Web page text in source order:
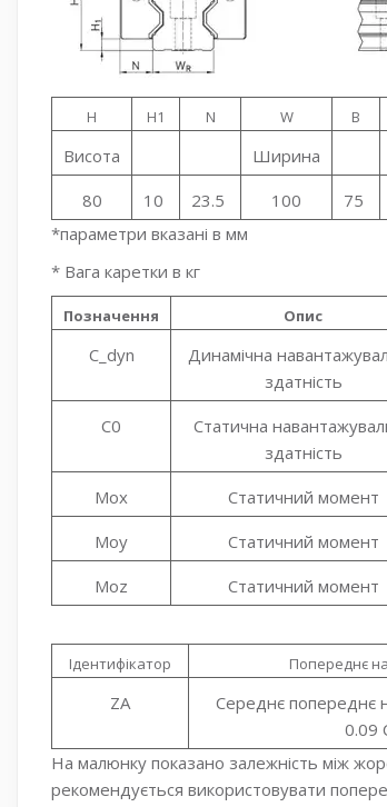
H H1 N W B
Висота Ширина
80
10 23.5 100 75
*параметри вказані в мм
* Вага каретки в кг
Позначення Опис
C_dyn
Динамічна
здатність
C0
Статична
здатність
Mox Статичний момент
Moy
Статичний момент
Moz
Статичний момент
Ідентифікатор Попереднє
ZA
Середнє попереднє
0.09
На малюнку показано залежність між
рекомендується використовувати